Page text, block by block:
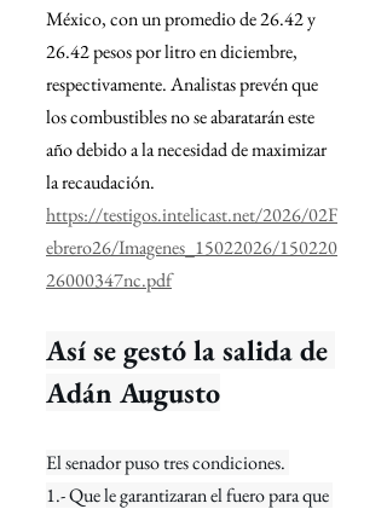
México, con un promedio de 26.42 y
26.42 pesos por litro en diciembre,
respectivamente. Analistas prevén que
los combustibles no se abaratarán este
año debido a la necesidad de maximizar
la recaudación.
https://testigos.intelicast.net/2026/02F
ebrero26/Imagenes_15022026/150220
26000347nc.pdf
Así se gestó la salida de
Adán Augusto
El senador puso tres condiciones.
1.- Que le garantizaran el fuero para que